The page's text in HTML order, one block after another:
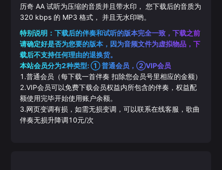
历奇 AA 试听为压缩的音质并且带水印， 您下载后的音质为
320 kbps 的 MP3 格式， 并且无水印哟。
特别说明：下载后的伴奏和试听的版本完全一致，下载之前
请确定好是否为您要的版本，因为音频文件为虚拟物品，下
载后不支持任何理由的退换货。
本站会员分为2种类型: ① 普通会员，②VIP会员
1.普通会员（每下载一首伴奏 扣除您会员号里相应的金额）
2.VIP会员可以免费下载会员权益内所包含的伴奏，权益配
额使用完毕开始使用账户余额。
3.网页变调有损，如需无损变调，可以联系在线客服，歌曲
伴奏无损升降调10元/次